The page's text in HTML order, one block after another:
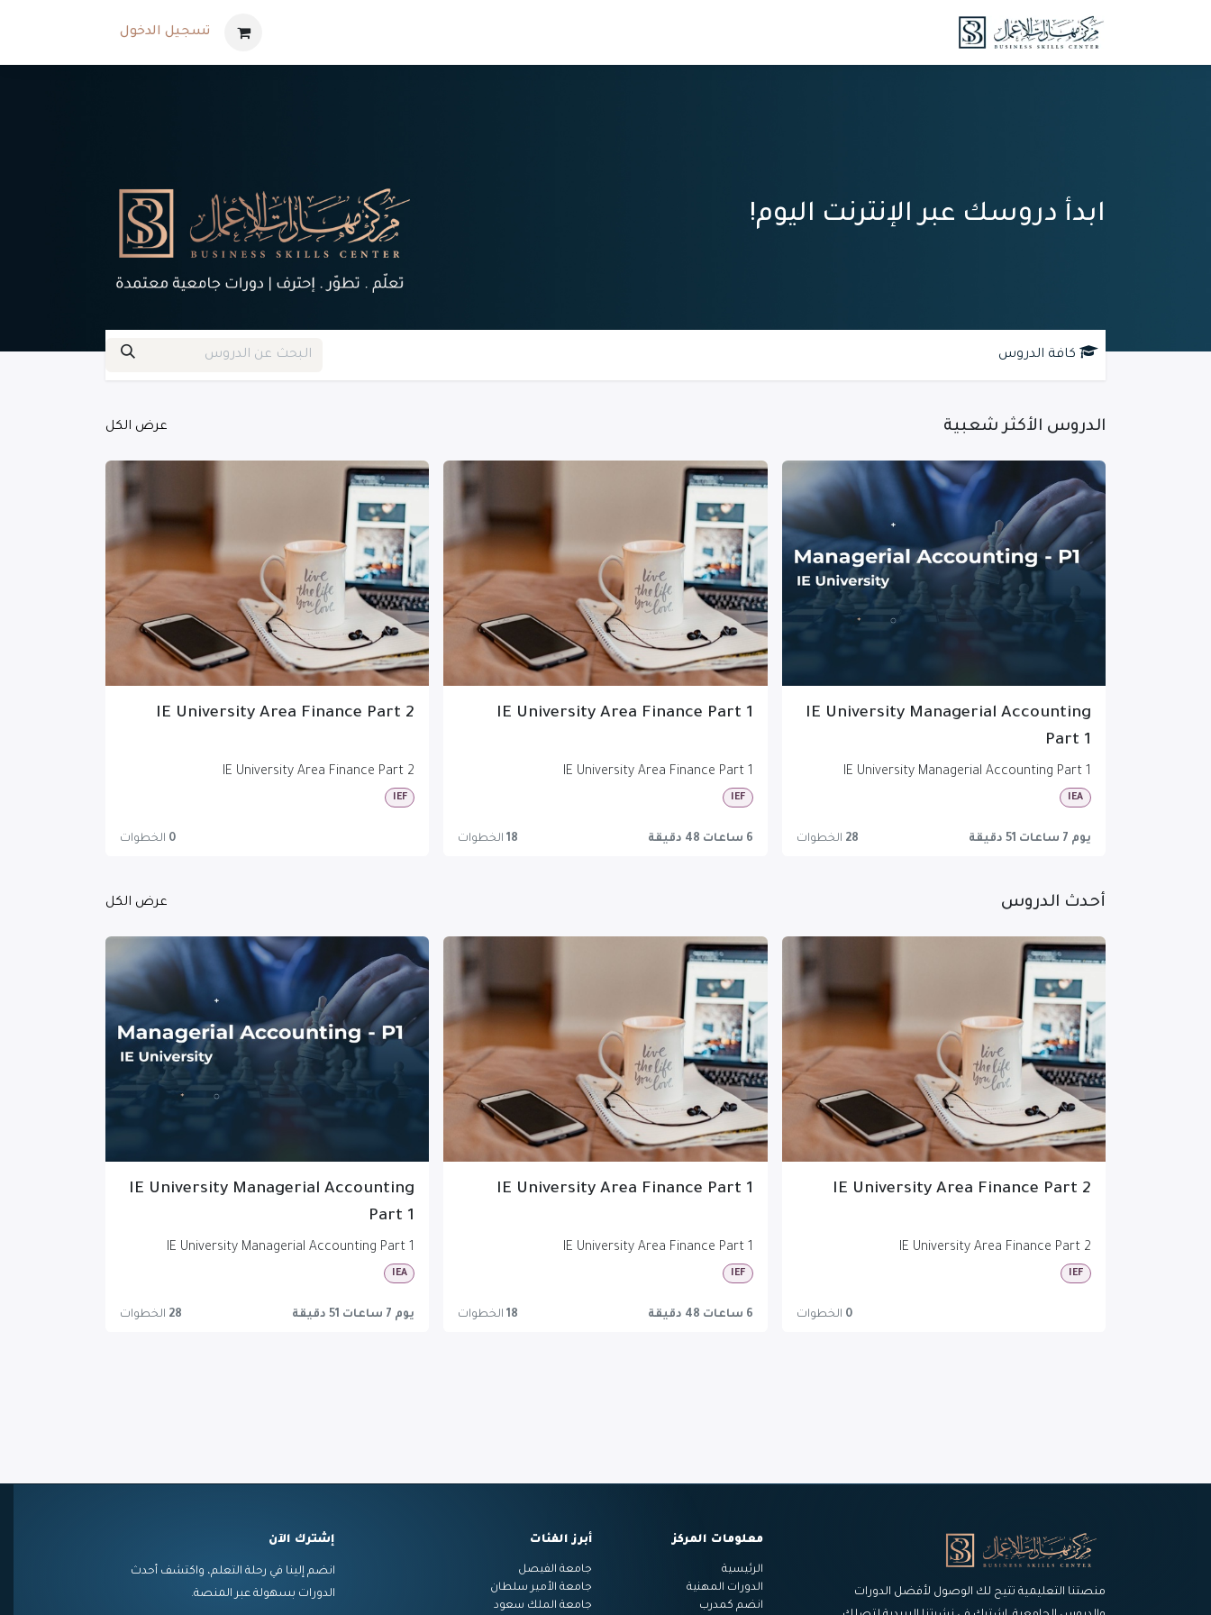
تسجيل الدخول
ابدأ دروسك عبر الإنترنت اليوم!
كافة الدروس
عرض الكل الدروس الأكثر شعبية
IE University Managerial Accounting
Part 1
IE University Managerial Accounting Part 1
IEA
يوم 7 ساعات 51 دقيقة 28 الخطوات
IE University Area Finance Part 1
IE University Area Finance Part 1
IEF
6 ساعات 48 دقيقة 18 الخطوات
IE University Area Finance Part 2
IE University Area Finance Part 2
IEF
0 الخطوات
عرض الكل أحدث الدروس
IE University Area Finance Part 2
IE University Area Finance Part 2
IEF
0 الخطوات
IE University Area Finance Part 1
IE University Area Finance Part 1
IEF
6 ساعات 48 دقيقة 18 الخطوات
IE University Managerial Accounting
Part 1
IE University Managerial Accounting Part 1
IEA
يوم 7 ساعات 51 دقيقة 28 الخطوات
منصتنا التعليمية تتيح لك الوصول لأفضل الدورات
معلومات المركز
الرئيسية
الدورات المهنية
انضم كمدرب
أبرز الفئات
جامعة الفيصل
جامعة الأمير سلطان
جامعة الملك سعود
إشترك الآن
انضم إلينا في رحلة التعلم، واكتشف أحدث
الدورات بسهولة عبر المنصة.